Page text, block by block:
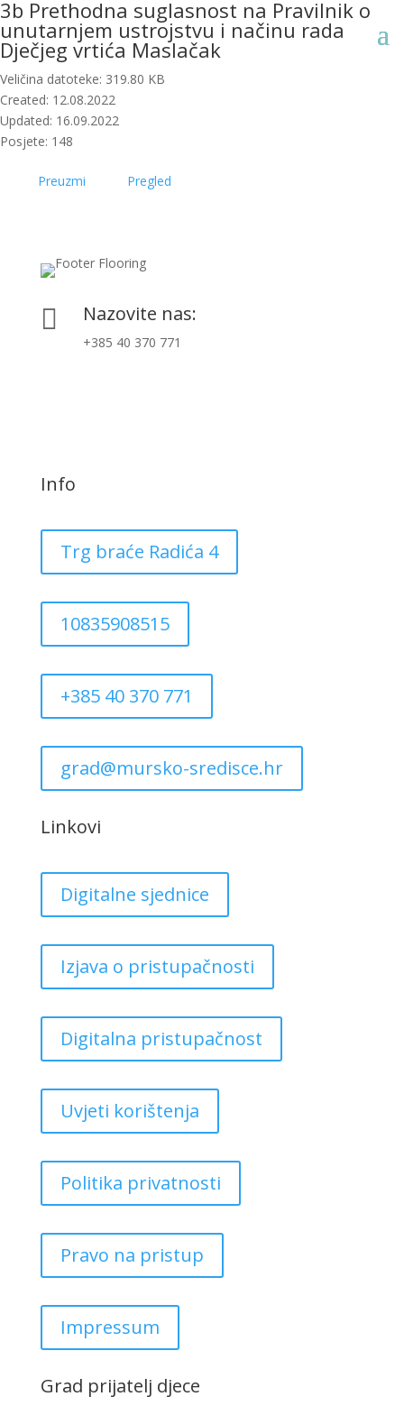
3b Prethodna suglasnost na Pravilnik o
unutarnjem ustrojstvu i načinu rada
Dječjeg vrtića Maslačak
Veličina datoteke: 319.80 KB
Created: 12.08.2022
Updated: 16.09.2022
Posjete: 148
Preuzmi Pregled
 Nazovite nas:
+385 40 370 771
Info
Trg braće Radića 4
10835908515
+385 40 370 771
grad@mursko-sredisce.hr
Linkovi
Digitalne sjednice
Izjava o pristupačnosti
Digitalna pristupačnost
Uvjeti korištenja
Politika privatnosti
Pravo na pristup
Impressum
Grad prijatelj djece